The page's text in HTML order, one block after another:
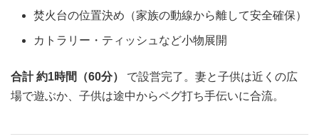
焚火台の位置決め（家族の動線から離して安全確保）
カトラリー・ティッシュなど小物展開
合計 約1時間（60分）
で設営完了。妻と子供は近くの広
場で遊ぶか、子供は途中からペグ打ち手伝いに合流。